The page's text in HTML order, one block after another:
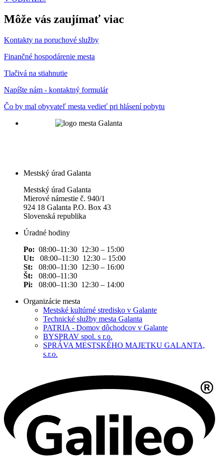
Môže vás zaujímať viac
Kontakty na poruchové služby
Finančné hospodárenie mesta
Tlačivá na stiahnutie
Napíšte nám - kontaktný formulár
Čo by mal obyvateľ mesta vedieť pri hlásení pobytu
Mestský úrad Galanta
Mestský úrad Galanta
Mierové námestie č. 940/1
924 18 Galanta P.O. Box 43
Slovenská republika
Úradné hodiny
Po: 08:00–11:30 12:30 – 15:00
Ut: 08:00–11:30 12:30 – 15:00
St: 08:00–11:30 12:30 – 16:00
Št: 08:00–11:30
Pi: 08:00–11:30 12:30 – 14:00
Organizácie mesta
Mestské kultúrné stredisko v Galante
Technické služby mesta Galanta
PATRIA - Domov dôchodcov v Galante
BYSPRAV spol. s r.o.
SPRÁVA MESTSKÉHO MAJETKU GALANTA,
s.r.o.